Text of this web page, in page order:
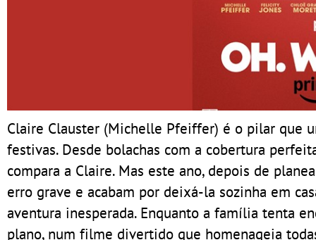
Claire Clauster (Michelle Pfeiffer) é o pilar que
festivas. Desde bolachas com a cobertura
compara a Claire. Mas este ano, depois de
erro grave e acabam por deixá-la sozinha em
aventura inesperada. Enquanto a família tenta
plano, num filme divertido que homenageia